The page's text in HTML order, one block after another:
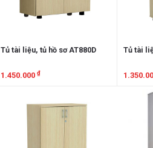
Tủ tài liệu, tủ hồ sơ AT880D
1.450.000 ₫
Tủ tài
Xem